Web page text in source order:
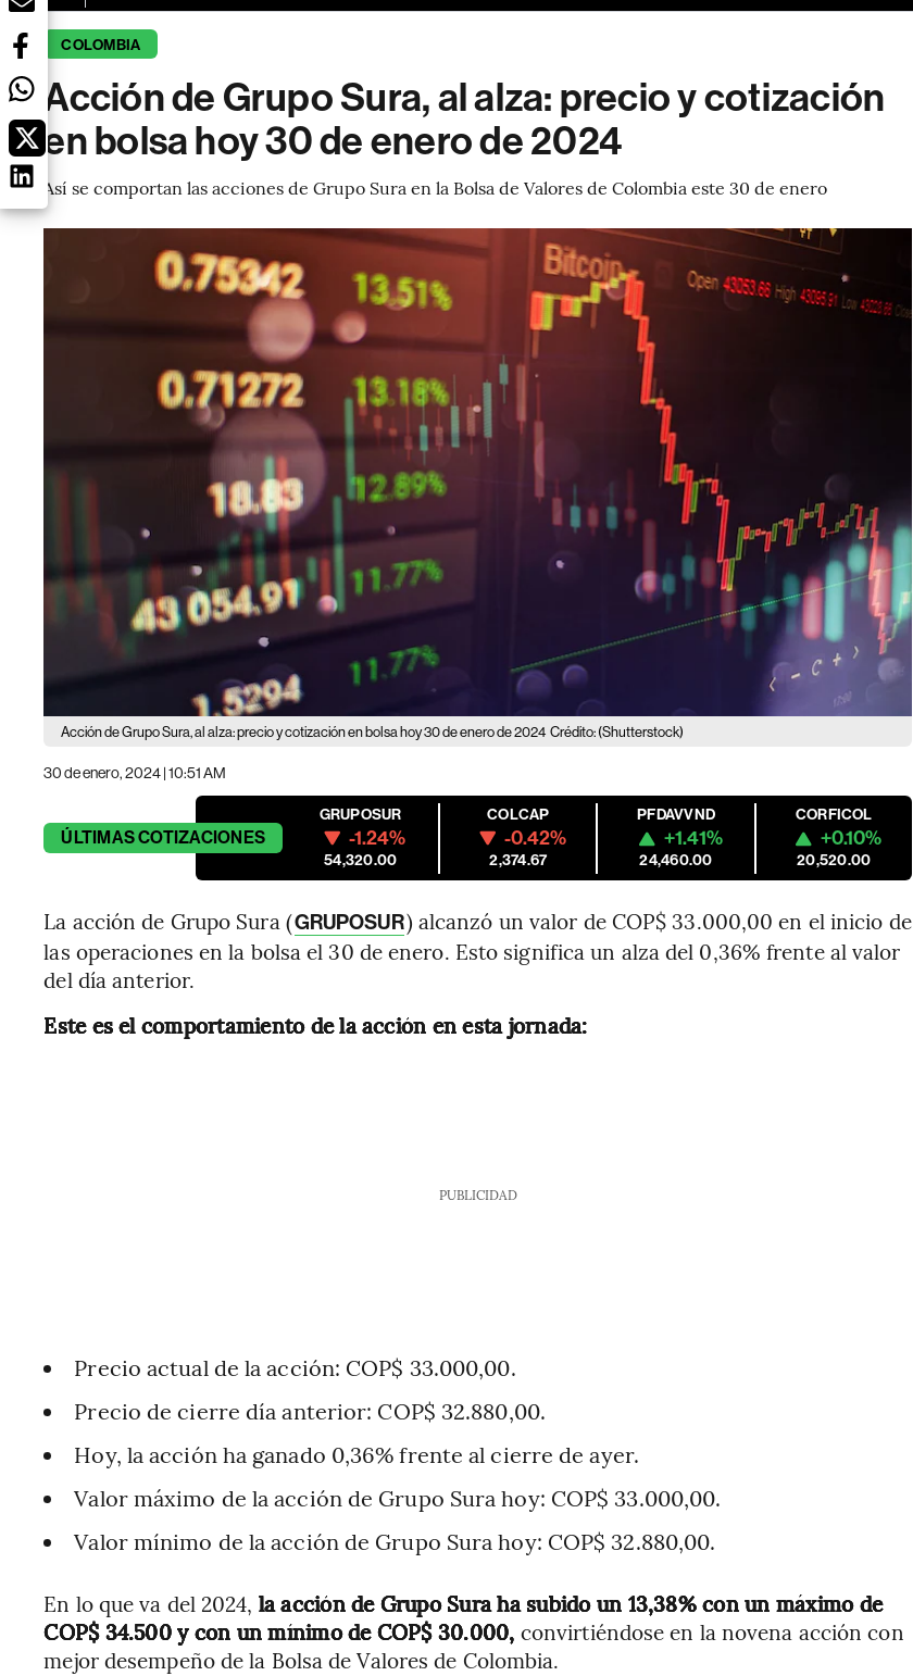
COLOMBIA
Acción de Grupo Sura, al alza: precio y cotización
en bolsa hoy 30 de enero de 2024
Así se comportan las acciones de Grupo Sura en la Bolsa de Valores de Colombia este 30 de enero
Acción de Grupo Sura, al alza: precio y cotización en bolsa hoy 30 de enero de 2024 Crédito: (Shutterstock)
30 de enero, 2024 | 10:51 AM
ÚLTIMASCOTIZACIONES
GRUPOSUR
-1.24%
54,320.00
COLCAP
-0.42%
2,374.67
PFDAVVND
+1.41%
24,460.00
CORFICOL
+0.10%
20,520.00
La acción de Grupo Sura (GRUPOSUR) alcanzó un valor de COP$ 33.000,00 en el inicio de
las operaciones en la bolsa el 30 de enero. Esto significa un alza del 0,36% frente al valor
del día anterior.
Este es el comportamiento de la acción en esta jornada:
PUBLICIDAD
Precio actual de la acción: COP$ 33.000,00.
Precio de cierre día anterior: COP$ 32.880,00.
Hoy, la acción ha ganado 0,36% frente al cierre de ayer.
Valor máximo de la acción de Grupo Sura hoy: COP$ 33.000,00.
Valor mínimo de la acción de Grupo Sura hoy: COP$ 32.880,00.
En lo que va del 2024, la acción de Grupo Sura ha subido un 13,38% con un máximo de
COP$ 34.500 y con un mínimo de COP$ 30.000, convirtiéndose en la novena acción con
mejor desempeño de la Bolsa de Valores de Colombia.